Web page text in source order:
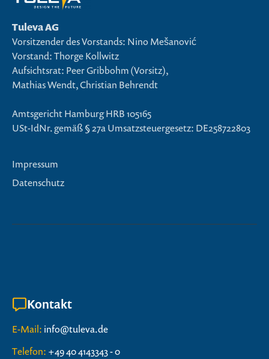
Tuleva AG
Vorsitzender des Vorstands: Nino Mešanović
Vorstand: Thorge Kollwitz
Aufsichtsrat: Peer Gribbohm (Vorsitz),
Mathias Wendt, Christian Behrendt
Amtsgericht Hamburg HRB 105165
USt-IdNr. gemäß § 27a Umsatzsteuergesetz: DE258722803
Impressum
Datenschutz
Kontakt
E-Mail: info@tuleva.de
Telefon: +49 40 4143343 - 0